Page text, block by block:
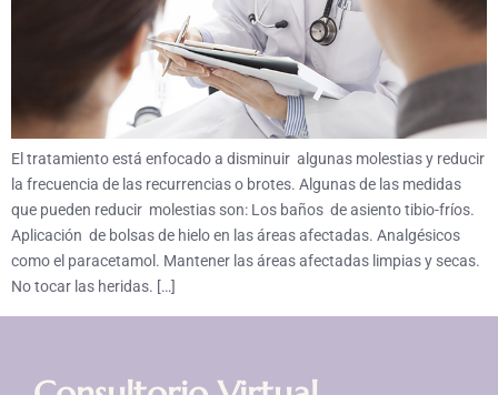
El tratamiento está enfocado a disminuir algunas molestias y reducir
la frecuencia de las recurrencias o brotes. Algunas de las medidas
que pueden reducir molestias son: Los baños de asiento tibio-fríos.
Aplicación de bolsas de hielo en las áreas afectadas. Analgésicos
como el paracetamol. Mantener las áreas afectadas limpias y secas.
No tocar las heridas. […]